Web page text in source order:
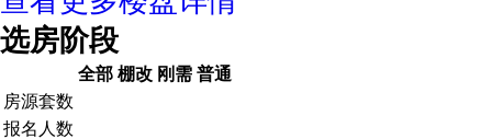
选房阶段
全部 棚改 刚需 普通
房源套数
报名人数